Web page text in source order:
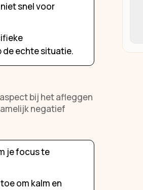
snel voor
de echte situatie.
bij het afleggen
negatief
je focus te
om kalm en